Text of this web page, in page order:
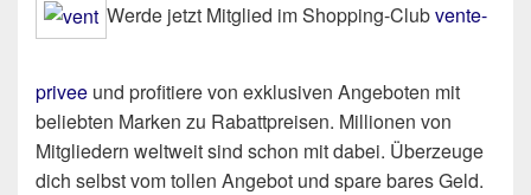
Werde jetzt Mitglied im Shopping-Clubvente-
privee und profitiere von exklusiven Angeboten mit
beliebten Marken zu Rabattpreisen. Millionen von
Mitgliedern weltweit sind schon mit dabei. Überzeuge
dich selbst vom tollen Angebot und spare bares Geld.